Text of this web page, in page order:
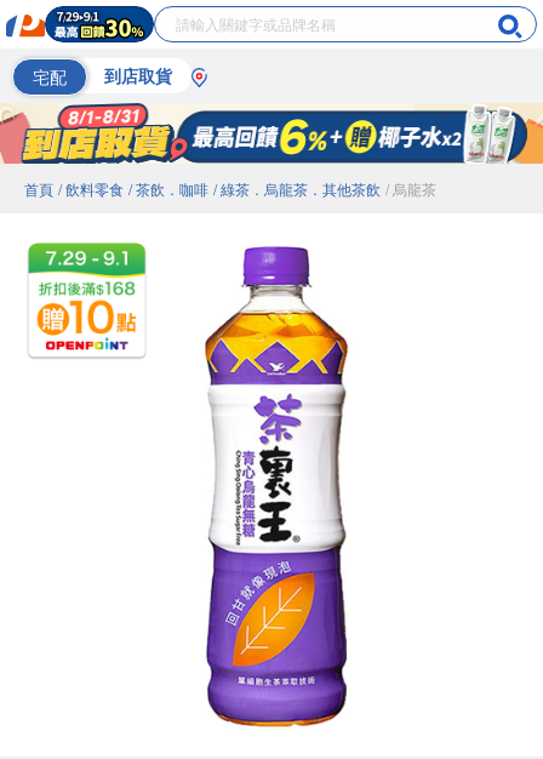
宅配 到店取貨
首頁 / 飲料零食 / 茶飲．咖啡 / 綠茶．烏龍茶．其他茶飲 / 烏龍茶